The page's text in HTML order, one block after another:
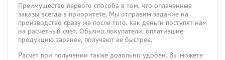
Преимущество первого способа в том, что оплаченные
заказы всегда в приоритете. Мы отправим задание на
производство сразу же после того, как деньги поступят нам
на расчетный счет. Обычно покупатели, оплатившие
продукцию заранее, получают ее быстрее.
Расчет при получении также довольно удобен. Вы можете